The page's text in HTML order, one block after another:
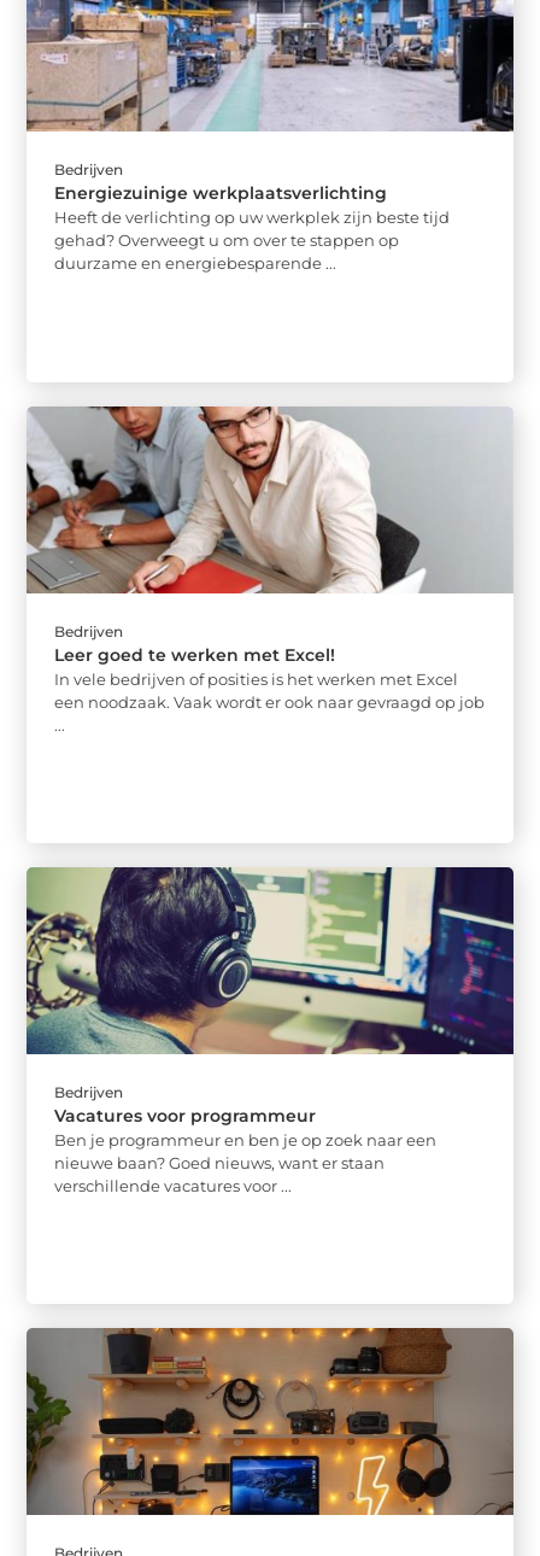
Bedrijven
Energiezuinige werkplaatsverlichting
Heeft de verlichting op uw werkplek zijn beste tijd
gehad? Overweegt u om over te stappen op
duurzame en energiebesparende ...
Bedrijven
Leer goed te werken met Excel!
In vele bedrijven of posities is het werken met Excel
een noodzaak. Vaak wordt er ook naar gevraagd op job
...
Bedrijven
Vacatures voor programmeur
Ben je programmeur en ben je op zoek naar een
nieuwe baan? Goed nieuws, want er staan
verschillende vacatures voor ...